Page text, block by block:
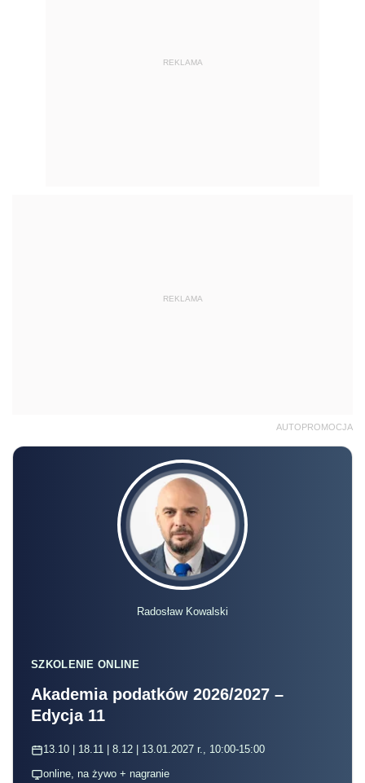
REKLAMA
REKLAMA
AUTOPROMOCJA
Radosław Kowalski
SZKOLENIE ONLINE
Akademia podatków 2026/2027 –
Edycja 11
13.10 | 18.11 | 8.12 | 13.01.2027 r., 10:00-15:00
online, na żywo + nagranie